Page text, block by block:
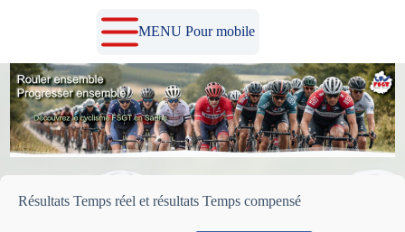
MENU Pour mobile
Résultats Temps réel et résultats Temps compensé